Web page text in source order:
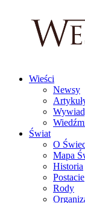
Wieści
Newsy
Świat
O
Mapa
Historia
Postacie
Rody